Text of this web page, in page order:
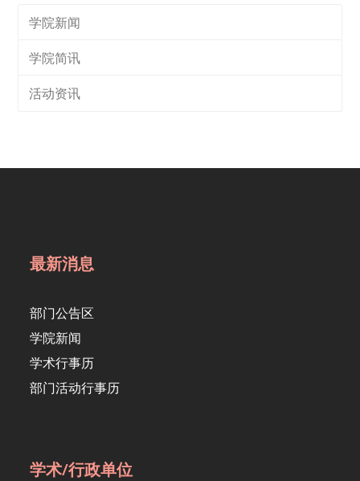
学院新闻
学院简讯
活动资讯
最新消息
部门公告区
学院新闻
学术行事历
部门活动行事历
学术/行政单位